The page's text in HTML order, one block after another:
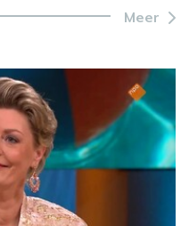
Meer